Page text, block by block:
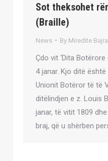
Sot theksohet
(Braille)
News By Miredite
Çdo vit ‘Dita
4 janar. Kjo ditë
Unionit Botëror të të
ditëlindjen e z. Louis
janar, të vitit 1809
braj, që u shërben